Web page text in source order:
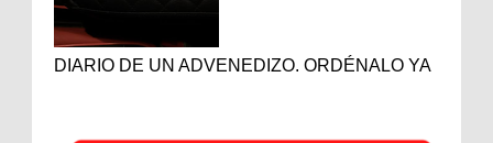
DIARIO DE UN ADVENEDIZO. ORDÉNALO YA